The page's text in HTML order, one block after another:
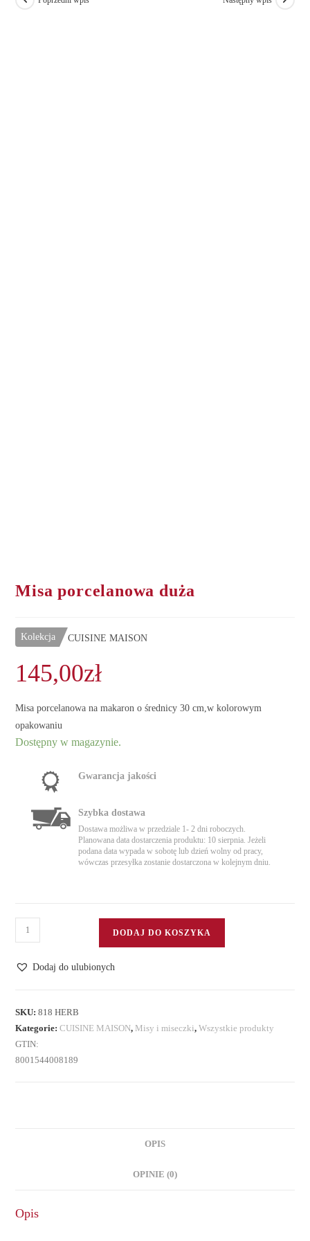
Misa porcelanowa duża
Kolekcja CUISINE MAISON
145,00zł
Misa porcelanowa na makaron o średnicy 30 cm,w kolorowym
opakowaniu
Dostępny w magazynie.
Gwarancja jakości
Szybka dostawa
Dostawa możliwa w przedziale 1- 2 dni roboczych.
Planowana data dostarczenia produktu: 10 sierpnia. Jeżeli
podana data wypada w sobotę lub dzień wolny od pracy,
wówczas przesyłka zostanie dostarczona w kolejnym dniu.
ilość
Misa
porcelanowa
DODAJ DO KOSZYKA
Dodaj do ulubionych
SKU:818 HERB
Kategorie:CUISINE MAISON, Misy i miseczki,Wszystkie produkty
GTIN:
8001544008189
OPIS
OPINIE (0)
Opis